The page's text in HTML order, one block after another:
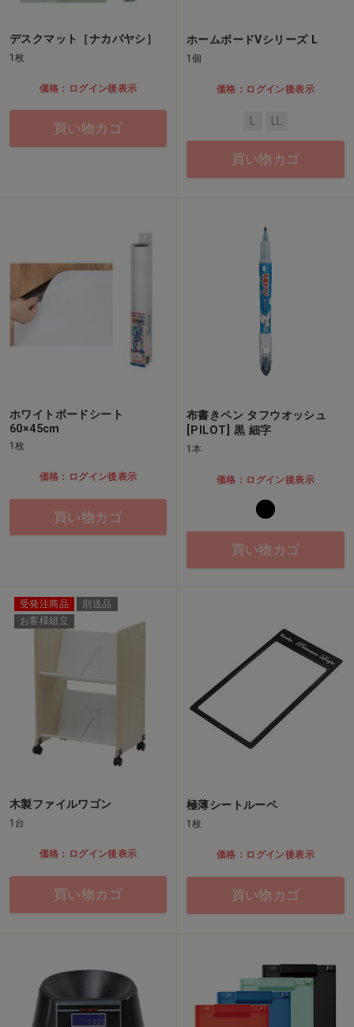
デスクマット［ナカバヤシ］
1枚
価格：ログイン後表示
買い物カゴ
ホームボードVシリーズ L
1個
価格：ログイン後表示
L LL
買い物カゴ
ホワイトボードシート
60×45cm
1枚
価格：ログイン後表示
買い物カゴ
布書きペン タフウオッシュ
[PILOT] 黒 細字
1本
価格：ログイン後表示
買い物カゴ
受発注商品
別送品
お客様組立
木製ファイルワゴン
1台
価格：ログイン後表示
買い物カゴ
極薄シートルーペ
1枚
価格：ログイン後表示
買い物カゴ